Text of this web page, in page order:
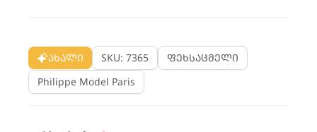
ახალი SKU: 7365
ფეხსაცმელი
Philippe Model Paris